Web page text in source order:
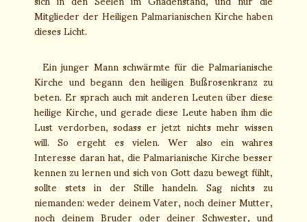
Mitglieder der Heiligen Palmarianischen Kirche haben
dieses Licht.
Ein junger Mann schwärmte für die Palmarianische
Kirche und begann den heiligen Bußrosenkranz zu
beten. Er sprach auch mit anderen Leuten über diese
heilige Kirche, und gerade diese Leute haben ihm die
Lust verdorben, sodass er jetzt nichts mehr wissen
will. So ergeht es vielen. Wer also ein wahres
Interesse daran hat, die Palmarianische Kirche besser
kennen zu lernen und sich von Gott dazu bewegt fühlt,
sollte stets in der Stille handeln. Sag nichts zu
niemanden: weder deinem Vater, noch deiner Mutter,